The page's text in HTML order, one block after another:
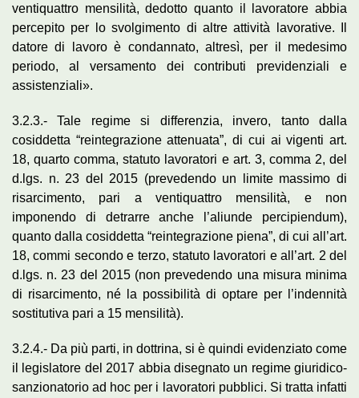
ventiquattro mensilità, dedotto quanto il lavoratore abbia
percepito per lo svolgimento di altre attività lavorative. Il
datore di lavoro è condannato, altresì, per il medesimo
periodo, al versamento dei contributi previdenziali e
assistenziali».
3.2.3.- Tale regime si differenzia, invero, tanto dalla
cosiddetta “reintegrazione attenuata”, di cui ai vigenti art.
18, quarto comma, statuto lavoratori e art. 3, comma 2, del
d.lgs. n. 23 del 2015 (prevedendo un limite massimo di
risarcimento, pari a ventiquattro mensilità, e non
imponendo di detrarre anche l’aliunde percipiendum),
quanto dalla cosiddetta “reintegrazione piena”, di cui all’art.
18, commi secondo e terzo, statuto lavoratori e all’art. 2 del
d.lgs. n. 23 del 2015 (non prevedendo una misura minima
di risarcimento, né la possibilità di optare per l’indennità
sostitutiva pari a 15 mensilità).
3.2.4.- Da più parti, in dottrina, si è quindi evidenziato come
il legislatore del 2017 abbia disegnato un regime giuridico-
sanzionatorio ad hoc per i lavoratori pubblici. Si tratta infatti